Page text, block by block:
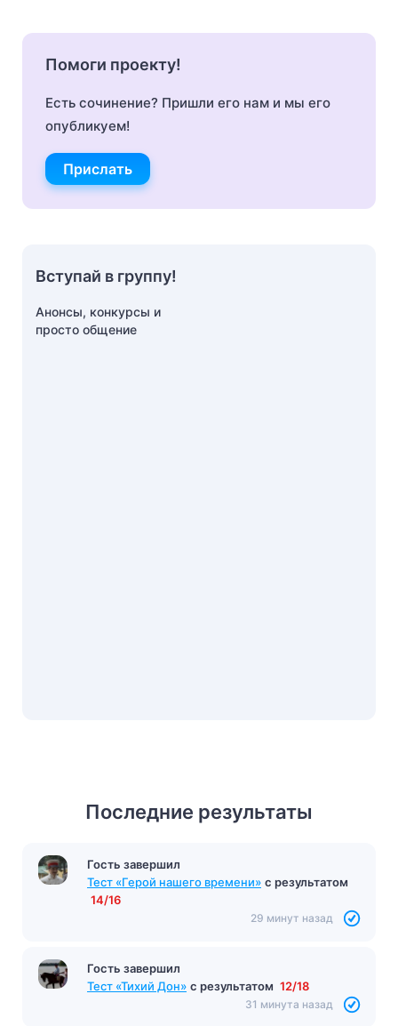
Последние результаты
Гость завершил
Тест «Герой нашего времени» с результатом
14/16
29 минут назад
Гость завершил
Тест «Тихий Дон» с результатом 12/18
31 минута назад
Помоги проекту!
Есть сочинение? Пришли его нам и мы его
опубликуем!
Прислать
Вступай в группу!
Анонсы, конкурсы и
просто общение